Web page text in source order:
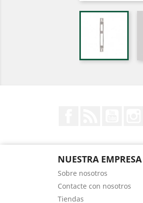
NUESTRA EMPRESA
Sobre nosotros
Contacte con nosotros
Tiendas